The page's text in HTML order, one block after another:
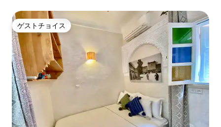
ゲストチョイス
ゲストチョイス